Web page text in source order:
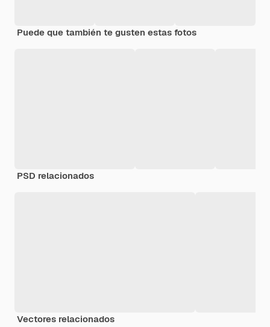
Puede que también te gusten estas fotos
PSD relacionados
Vectores relacionados